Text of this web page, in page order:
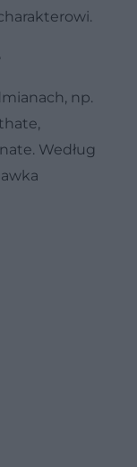
np.
Według